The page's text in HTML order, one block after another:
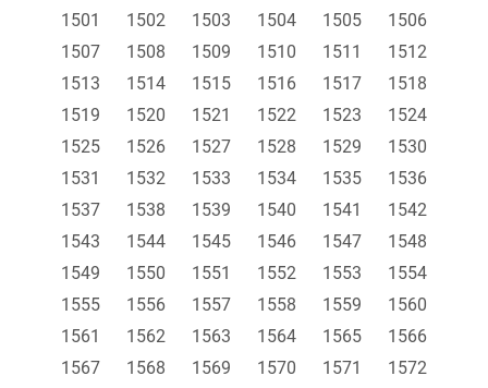
1501
1502 1503 1504 1505
1506
1507
1508 1509 1510 1511
1512
1513
1514 1515 1516 1517
1518
1519
1520 1521 1522 1523
1524
1525
1526 1527 1528 1529
1530
1531
1532 1533 1534 1535
1536
1537
1538 1539 1540 1541
1542
1543
1544 1545 1546 1547
1548
1549
1550 1551 1552 1553
1554
1555
1556 1557 1558 1559
1560
1561
1562 1563 1564 1565
1566
1567
1568 1569 1570 1571
1572